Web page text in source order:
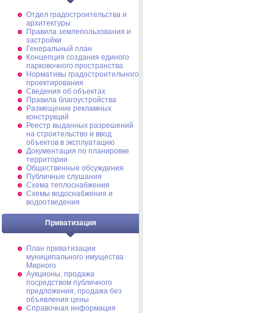
Отдел градостроительства и
архитектуры
Правила землепользования и
застройки
Генеральный план
Концепция создания единого
парковочного пространства
Нормативы градостроительного
проектирования
Сведения об объектах
Правила благоустройства
Размещение рекламных
конструкций
Реестр выданных разрешений
на строительство и ввод
объектов в эксплуатацию
Документация по планировке
территории
Общественные обсуждения
Публичные слушания
Схема теплоснабжения
Схемы водоснабжения и
водоотведения
Приватизация
План приватизации
муниципального имущества
Мирного
Аукционы, продажа
посредством публичного
предложения, продажа без
объявления цены
Справочная информация